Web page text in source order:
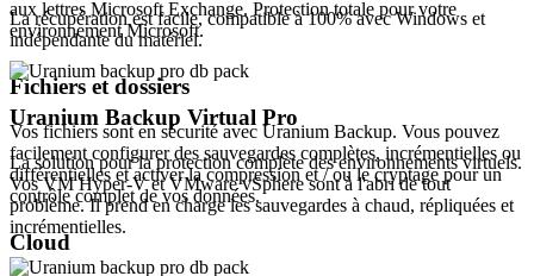
La récupération est facile, compatible à 100% avec Windows et
indépendante du matériel.
Fichiers et dossiers
Vos fichiers sont en sécurité avec Uranium Backup. Vous pouvez
facilement configurer des sauvegardes complètes, incrémentielles ou
différentielles et activer la compression et / ou le cryptage pour un
contrôle complet de vos données.
Cloud
aux lettres Microsoft Exchange. Protection totale pour votre
environnement Microsoft.
Uranium Backup Virtual Pro
La solution pour la protection complète des environnements virtuels.
Vos VM Hyper-V et VMware vSphere sont à l'abri de tout
problème. Il prend en charge les sauvegardes à chaud, répliquées et
incrémentielles.